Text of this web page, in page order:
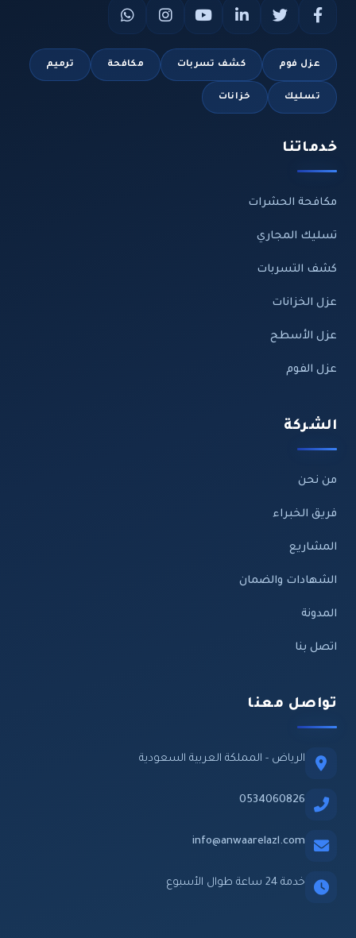
عزل فوم كشف تسربات مكافحة ترميم
تسليك خزانات
خدماتنا
مكافحة الحشرات
تسليك المجاري
كشف التسربات
عزل الخزانات
عزل الأسطح
عزل الفوم
الشركة
من نحن
فريق الخبراء
المشاريع
الشهادات والضمان
المدونة
اتصل بنا
تواصل معنا
الرياض - المملكة العربية السعودية
0534060826
info@anwaarelazl.com
خدمة 24 ساعة طوال الأسبوع